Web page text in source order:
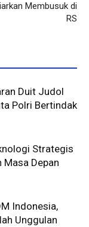
Membusuk di
RS
Duit Judol
Polri Bertindak
Strategis
Masa Depan
Indonesia,
Unggulan